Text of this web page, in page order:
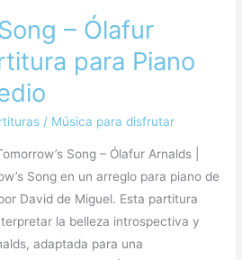
– Ólafur
para Piano
/ Música para disfrutar
Song – Ólafur Arnalds |
Song en un arreglo para piano de
David de Miguel. Esta partitura
la belleza introspectiva y
adaptada para una